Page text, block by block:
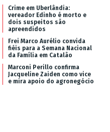
Crime em Uberlândia:
vereador Edinho é morto e
dois suspeitos são
apreendidos
Frei Marco Aurélio convida
fiéis para a Semana Nacional
da Família em Catalão
Marconi Perillo confirma
Jacqueline Zaiden como vice
e mira apoio do agronegócio